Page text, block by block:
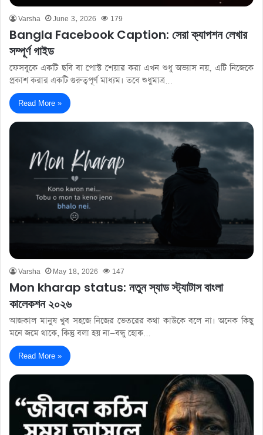
Varsha June 3, 2026 179
Bangla Facebook Caption: সেরা ক্যাপশন লেখার
সম্পূর্ণ গাইড
ফেসবুকে একটি ছবি বা পোস্ট শেয়ার করা এখন শুধু অভ্যাস নয়, এটি নিজেকে
প্রকাশ করার একটি গুরুত্বপূর্ণ মাধ্যম। তবে শুধুমাত্র…
Read More »
Varsha May 18, 2026 147
Mon kharap status: নতুন স্যাড স্ট্যাটাস বাংলা
কালেকশন ২০২৬
আজকাল মানুষ খুব সহজে নিজের ভেতরের কথা কাউকে বলে না। অনেক কিছু
মনে জমে থাকে, কিন্তু বলা হয় না—বন্ধু হোক…
Read More »